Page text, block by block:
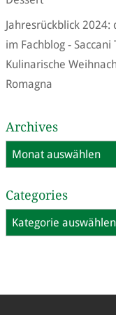
Jahresrückblick 2024:
im Fachblog - Saccani
Kulinarische
Romagna
Archives
Archives
Categories
Categories